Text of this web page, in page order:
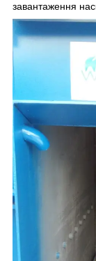
завантаження